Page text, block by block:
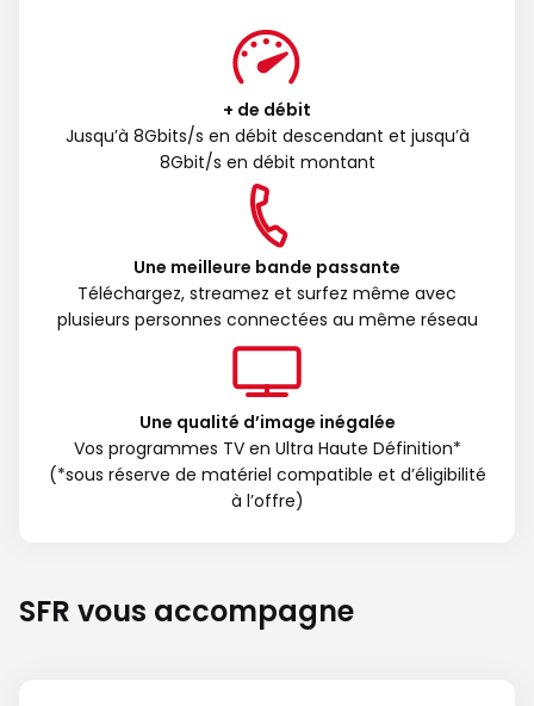
+ de débit
Jusqu’à 8Gbits/s en débit descendant et jusqu’à
8Gbit/s en débit montant
Une meilleure bande passante
Téléchargez, streamez et surfez même avec
plusieurs personnes connectées au même réseau
Une qualité d’image inégalée
Vos programmes TV en Ultra Haute Définition*
(*sous réserve de matériel compatible et d’éligibilité
à l’offre)
SFR vous accompagne